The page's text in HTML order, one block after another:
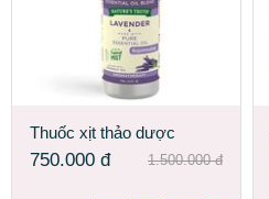
Thuốc xịt thảo dược
Lavender cho giấc ngủ
cực sâu - MADE IN USA
750.000 đ 1.500.000 đ